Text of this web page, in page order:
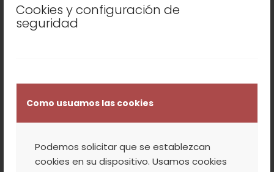
Cookies y configuración de
seguridad
Como usuamos las cookies
Podemos solicitar que se establezcan
cookies en su dispositivo. Usamos cookies
como calientes, en una demostración a
organizada coincidiendo con el inicio de la
campaña de esta fruta.